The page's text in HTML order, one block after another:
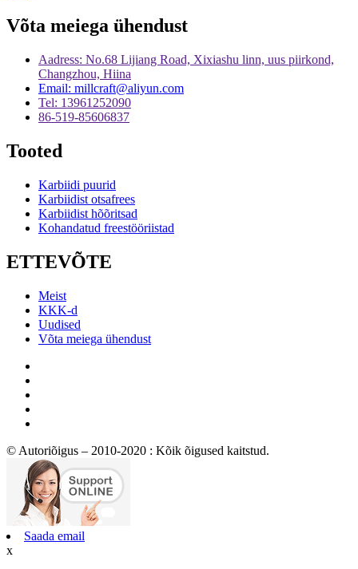
Võta meiega ühendust
Aadress: No.68 Lijiang Road, Xixiashu linn, uus piirkond,
Changzhou, Hiina
Email: millcraft@aliyun.com
Tel: 13961252090
86-519-85606837
Tooted
Karbiidi puurid
Karbiidist otsafrees
Karbiidist hõõritsad
Kohandatud freestööriistad
ETTEVÕTE
Meist
KKK-d
Uudised
Võta meiega ühendust
© Autoriõigus – 2010-2020 : Kõik õigused kaitstud.
Saada email
x